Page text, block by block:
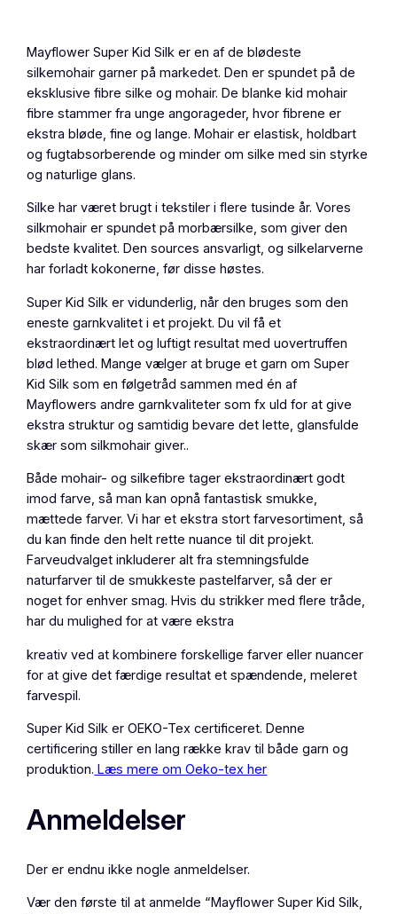
i
d
n
Mayflower Super Kid Silk er en af de blødeste
silkemohair garner på markedet. Den er spundet på de
eksklusive fibre silke og mohair. De blanke kid mohair
fibre stammer fra unge angorageder, hvor fibrene er
ekstra bløde, fine og lange. Mohair er elastisk, holdbart
og fugtabsorberende og minder om silke med sin styrke
og naturlige glans.
Silke har været brugt i tekstiler i flere tusinde år. Vores
silkmohair er spundet på morbærsilke, som giver den
bedste kvalitet. Den sources ansvarligt, og silkelarverne
har forladt kokonerne, før disse høstes.
Super Kid Silk er vidunderlig, når den bruges som den
eneste garnkvalitet i et projekt. Du vil få et
ekstraordinært let og luftigt resultat med uovertruffen
blød lethed. Mange vælger at bruge et garn om Super
Kid Silk som en følgetråd sammen med én af
Mayflowers andre garnkvaliteter som fx uld for at give
ekstra struktur og samtidig bevare det lette, glansfulde
skær som silkmohair giver..
Både mohair- og silkefibre tager ekstraordinært godt
imod farve, så man kan opnå fantastisk smukke,
mættede farver. Vi har et ekstra stort farvesortiment, så
du kan finde den helt rette nuance til dit projekt.
Farveudvalget inkluderer alt fra stemningsfulde
naturfarver til de smukkeste pastelfarver, så der er
noget for enhver smag. Hvis du strikker med flere tråde,
har du mulighed for at være ekstra
kreativ ved at kombinere forskellige farver eller nuancer
for at give det færdige resultat et spændende, meleret
farvespil.
Super Kid Silk er OEKO-Tex certificeret. Denne
certificering stiller en lang række krav til både garn og
produktion. Læs mere om Oeko-tex her
Anmeldelser
Der er endnu ikke nogle anmeldelser.
Vær den første til at anmelde “Mayflower Super Kid Silk,